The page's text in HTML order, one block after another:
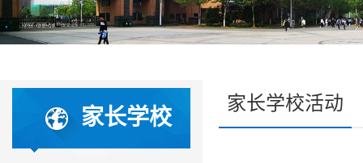
家长学校
家长学校活动